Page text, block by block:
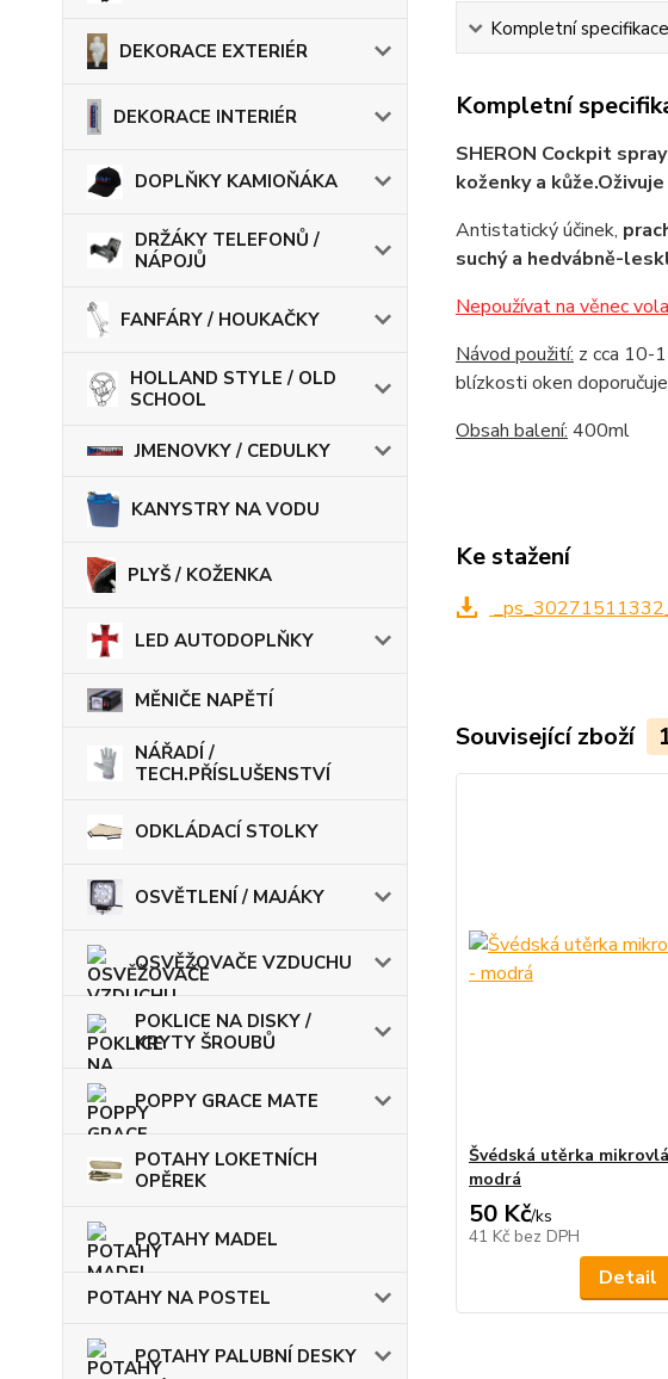
DEKORACE EXTERIÉR
DEKORACE INTERIÉR
DOPLŇKY KAMIOŇÁKA
DRŽÁKY TELEFONŮ /
NÁPOJŮ
FANFÁRY / HOUKAČKY
HOLLAND STYLE / OLD
SCHOOL
JMENOVKY / CEDULKY
KANYSTRY NA VODU
PLYŠ / KOŽENKA
LED AUTODOPLŇKY
MĚNIČE NAPĚTÍ
NÁŘADÍ /
TECH.PŘÍSLUŠENSTVÍ
ODKLÁDACÍ STOLKY
OSVĚTLENÍ / MAJÁKY
OSVĚŽOVAČE VZDUCHU
POKLICE NA DISKY /
KRYTY ŠROUBŮ
POPPY GRACE MATE
POTAHY LOKETNÍCH
OPĚREK
POTAHY MADEL
POTAHY NA POSTEL
POTAHY PALUBNÍ DESKY
Kompletní specifikace
Kompletní
SHERON Cockpit
koženky a kůže.Oživuje
Antistatický účinek,
suchý a hedvábně-
Nepoužívat na věnec
Návod použití: z cca 10-
blízkosti oken
Obsah balení: 400ml
Ke stažení
Související zboží
Švédská utěrka
modrá
50 Kč/ks
41 Kč bez DPH
Detail